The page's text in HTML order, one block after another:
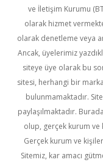
ve İletişim Kurumu
olarak hizmet
olarak denetleme veya
Ancak, üyelerimiz
siteye üye olarak bu
sitesi, herhangi bir
bulunmamaktadır.
paylaşılmaktadır.
olup, gerçek kurum ve
Gerçek kurum ve
Sitemiz, kar amacı